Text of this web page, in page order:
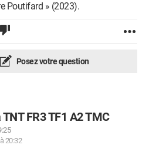
Poutifard » (2023).
Posez votre question
FR3 TF1 A2 TMC
20:32